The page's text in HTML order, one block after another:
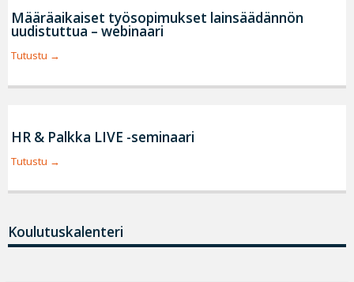
Määräaikaiset työsopimukset lainsäädännön
uudistuttua – webinaari
Tutustu
HR & Palkka LIVE -seminaari
Tutustu
Koulutuskalenteri